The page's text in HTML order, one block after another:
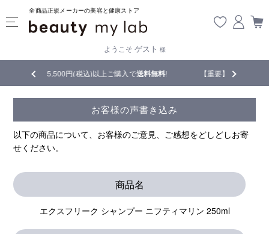
全商品正規メーカーの美容と健康ストア
ようこそ ゲスト 様
込)以上ご購入で送料無料! 【重要】熊本地震の影響により遅延が生じ
お客様の声書き込み
以下の商品について、お客様のご意見、ご感想をどしどしお寄
せください。
商品名
エクスフリーク シャンプー ニフティマリン 250ml